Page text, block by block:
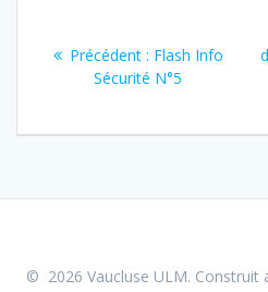
de Précédent : Article
précédent
Flash Info
Sécurité N°5
© 2026 Vaucluse ULM. Construit